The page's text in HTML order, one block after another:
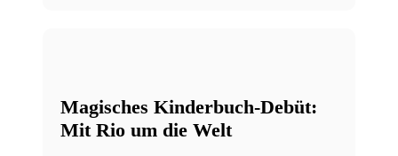
Magisches Kinderbuch-Debüt:
Mit Rio um die Welt